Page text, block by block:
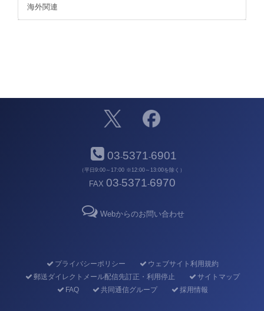
海外関連
03-5371-6901
（平日9:00～17:00 ※12:00～13:00を除く）
FAX 03-5371-6970
Webからのお問い合わせ
プライバシーポリシー
ウェブサイト利用規約
郵送ダイレクトメール配信先訂正・利用停止
サイトマップ
FAQ
共同通信グループ 採用情報